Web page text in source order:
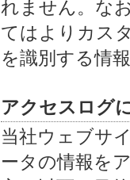
れません。な
てはよりカス
を識別する情
アクセスログ
当社ウェブサ
ータの情報を